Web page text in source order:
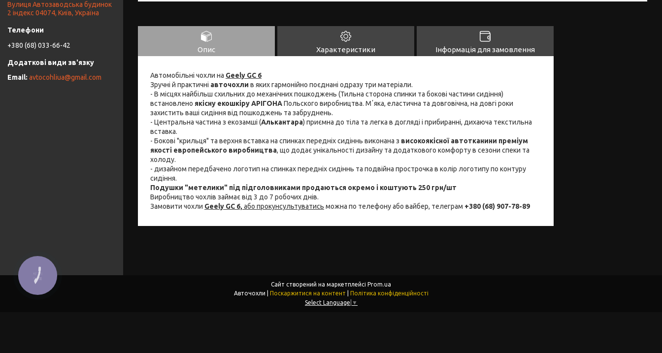
Опис Характеристики Інформація для замовлення
Автомобільні чохли на Geely GC 6
Зручні й практичні авточохли в яких гармонійно поєднані одразу три матеріали.
- В місцях найбільш схильних до механічних пошкоджень (Тильна сторона спинки та бокові частини сидіння)
встановлено якісну екошкіру АРІГОНАПольского виробництва. Мʼяка, еластична та довговічна, на довгі роки
захистить ваші сидіння від пошкоджень та забруднень.
- Центральна частина з екозамші (Алькантара) приємна до тіла та легка в догляді і прибиранні, дихаюча текстильна
вставка.
- Бокові "крильця" та верхня вставка на спинках передніх сидіннь виконана з високоякісної автотканини преміум
якості европейського виробництва, що додає унікальності дизайну та додаткового комфорту в сезони спеки та
холоду.
- дизайном передбачено логотип на спинках передніх сидіннь та подвійна прострочка в колір логотипу по контуру
сидіння.
Подушки "метелики" під підголовниками продаються окремо і коштують 250 грн/шт
Виробництво чохлів займає від 3 до 7 робочих днів.
Замовити чохли Geely GC 6, або прокунсультуватись можна по телефону або вайбер, телеграм +380 (68) 907-78-89
Вулиця Автозаводська будинок
2 індекс 04074, Київ, Україна
+380 (68) 033-66-42
avtocohliua@gmail.com
Сайт створений на маркетплейсі Prom.ua
Поскаржитися на контент
Політика конфіденційності
Select Language ▼
КНОПКА
ЗВ'ЯЗКУ